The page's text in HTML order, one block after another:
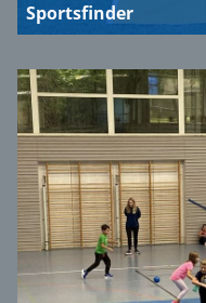
Sportsfinder